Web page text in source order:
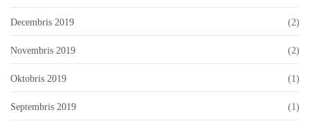
Decembris 2019 (2)
Novembris 2019 (2)
Oktobris 2019 (1)
Septembris 2019 (1)